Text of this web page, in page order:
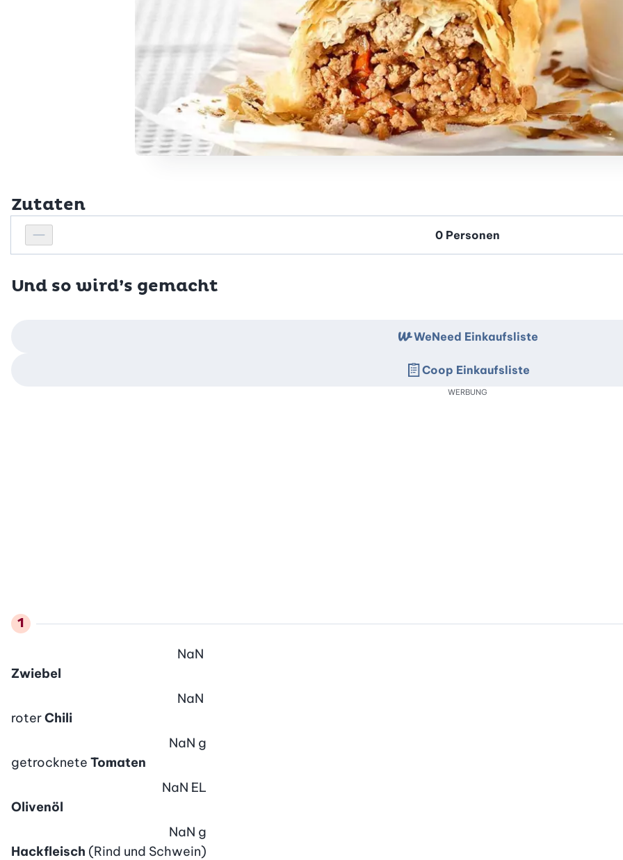
Zutaten
Personenanzahl verringern
Personenanzahl
Und so wird’s gemacht
Zwiebel
NaN
roterChili
NaN
getrocknete Tomaten
NaN g
Olivenöl
NaN EL
Hackfleisch (Rind und Schwein)
NaN g
WeNeed Einkaufsliste
Coop Einkaufsliste
WERBUNG